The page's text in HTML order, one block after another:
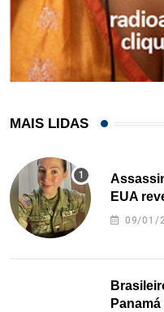
MAIS LIDAS
EUA
09/01/